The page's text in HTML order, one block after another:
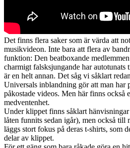
Det finns flera saker som är värda att
musikvideon. Inte bara att flera av
funktion: Den beatboxande
charmigt falsksjungande har autotunats
är en helt annan. Det såg vi såklart
Universals inblandning gör att man har
påkostade videos. Men här finns också
medventenhet.
Under klippet finns såklart
låten funnits sedan igår), men också till
läggs stort fokus på deras t-shirts, som
delar av klippet.